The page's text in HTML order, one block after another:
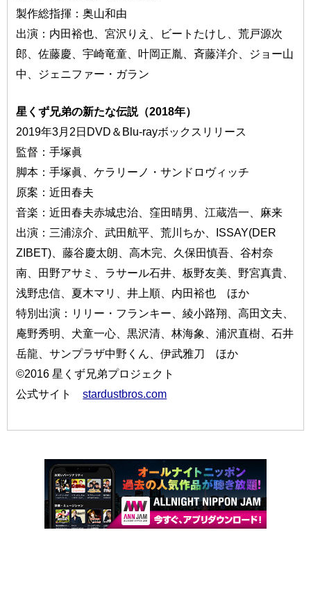
製作総指揮：奥山和由
出演：内田裕也、宮沢りえ、ビートたけし、荒戸源次
郎、佐藤慶、宇崎竜童、叶岡正胤、斉藤洋介、ジョー山
中、ジェニファー・ガラン
星くず兄弟の新たな伝説（2018年）
2019年3月2日DVD＆Blu-rayボックスリリース
監督：手塚眞
脚本：手塚眞、ケラリーノ・サンドロヴィッチ
原案：近田春夫
音楽：近田春夫赤城忠治、窪田晴男、江蔵浩一、麻来
出演：三浦涼介、武田航平、荒川ちか、ISSAY(DER
ZIBET)、藤谷慶太朗、高木完、久保田慎吾、谷村奈
南、田野アサミ、ラサール石井、板野友美、野宮真貴、
浅野忠信、夏木マリ、井上順、内田裕也 ほか
特別出演：リリー・フランキー、綾小路翔、高田文夫、
庵野秀明、犬童一心、黒沢清、林海象、浦沢直樹、石井
岳龍、サンプラザ中野くん、伊武雅刀 ほか
©2016 星くず兄弟プロジェクト
公式サイトstardustbros.com